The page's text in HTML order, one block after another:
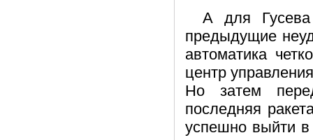
А для Гусева
предыдущие
автоматика
центр
Но затем
последняя
успешно выйти в